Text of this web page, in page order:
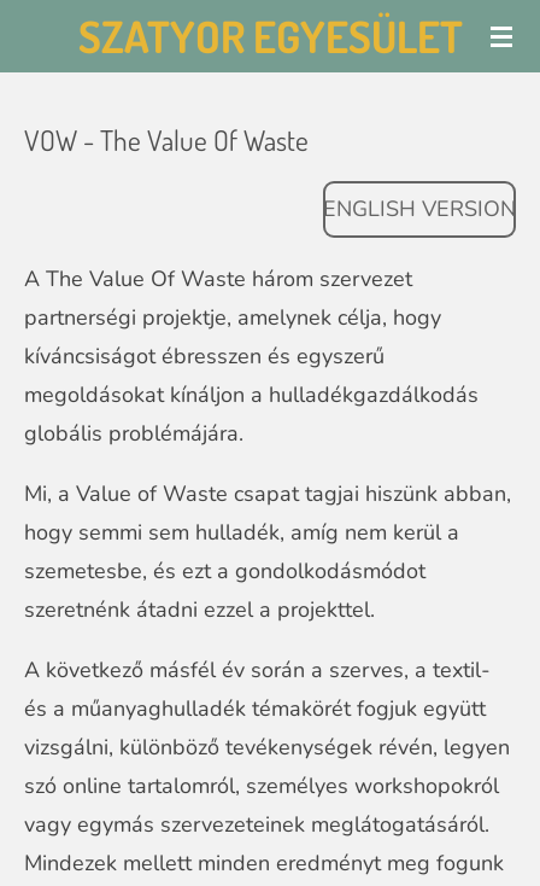
to
content
SZATYOR EGYESÜLET
VOW - The Value Of Waste
ENGLISH VERSION
A The Value Of Waste három szervezet
partnerségi projektje, amelynek célja, hogy
kíváncsiságot ébresszen és egyszerű
megoldásokat kínáljon a hulladékgazdálkodás
globális problémájára.
Mi, a Value of Waste csapat tagjai hiszünk abban,
hogy semmi sem hulladék, amíg nem kerül a
szemetesbe, és ezt a gondolkodásmódot
szeretnénk átadni ezzel a projekttel.
A következő másfél év során a szerves, a textil-
és a műanyaghulladék témakörét fogjuk együtt
vizsgálni, különböző tevékenységek révén, legyen
szó online tartalomról, személyes workshopokról
vagy egymás szervezeteinek meglátogatásáról.
Mindezek mellett minden eredményt meg fogunk